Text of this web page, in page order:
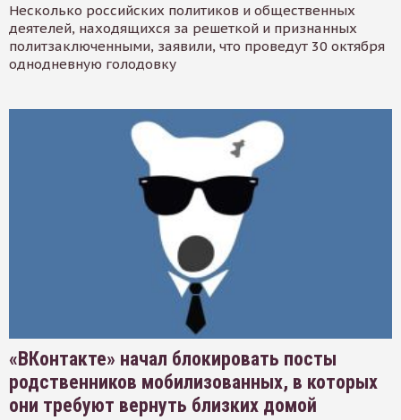
Несколько российских политиков и общественных
деятелей, находящихся за решеткой и признанных
политзаключенными, заявили, что проведут 30 октября
однодневную голодовку
«ВКонтакте» начал блокировать посты
родственников мобилизованных, в которых
они требуют вернуть близких домой